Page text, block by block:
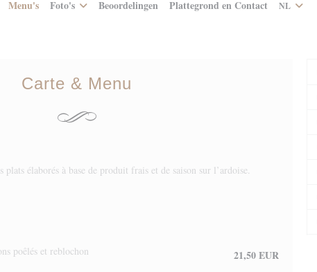
Menu's Foto's Beoordelingen Plattegrond en Contact NL
Carte & Menu
plats élaborés à base de produit frais et de saison sur l’ardoise.
poêlés et reblochon 21,50 EUR